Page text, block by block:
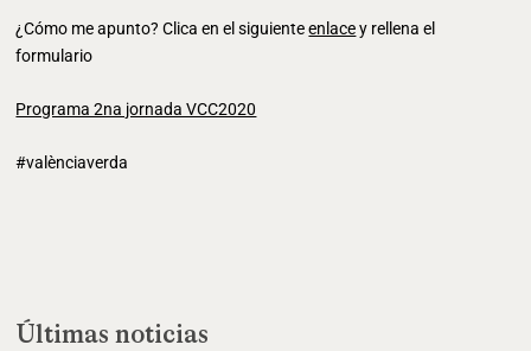
¿Cómo me apunto? Clica en el siguienteenlacey rellena el
formulario
Programa 2na jornada VCC2020
#valènciaverda
Últimas noticias